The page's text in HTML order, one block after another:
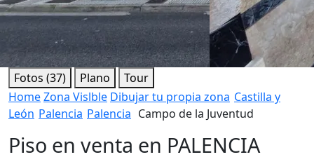
Fotos (37) Plano
Tour
HomeZona Vislble Dibujar tu propia zona Castilla y
León Palencia Palencia Campo de la Juventud
Piso en venta en PALENCIA